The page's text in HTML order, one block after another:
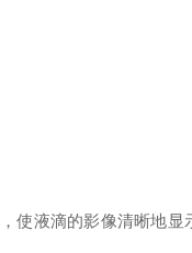
液滴的影像清晰地显